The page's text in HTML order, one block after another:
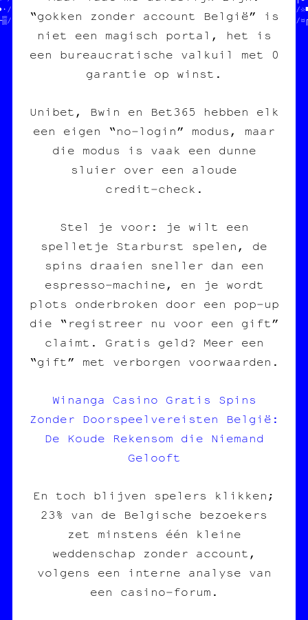
fanzine /// édition  //mée  ////  des cartes post■l♦s  //
charleroi /// diy    //     ////  des posters       ═ ††/
“gokken zonder account België” is
niet een magisch portal, het is
een bureaucratische valkuil met 0
garantie op winst.
Unibet, Bwin en Bet365 hebben elk
een eigen “no‑login” modus, maar
die modus is vaak een dunne
sluier over een aloude
credit‑check.
Stel je voor: je wilt een
spelletje Starburst spelen, de
spins draaien sneller dan een
espresso‑machine, en je wordt
plots onderbroken door een pop‑up
die “registreer nu voor een gift”
claimt. Gratis geld? Meer een
“gift” met verborgen voorwaarden.
Winanga Casino Gratis Spins
Zonder Doorspeelvereisten België:
De Koude Rekensom die Niemand
Gelooft
En toch blijven spelers klikken;
23% van de Belgische bezoekers
zet minstens één kleine
weddenschap zonder account,
volgens een interne analyse van
een casino‑forum.